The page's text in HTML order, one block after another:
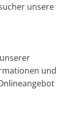
unsere
und